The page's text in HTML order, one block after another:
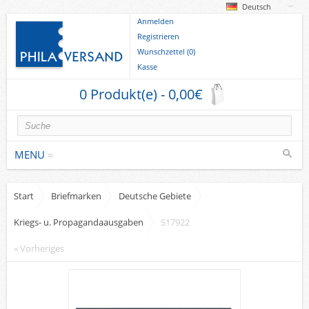
Deutsch
Anmelden
Registrieren
Wunschzettel (0)
Kasse
0 Produkt(e) - 0,00€
MENU
Briefmarken
Deutsche Gebiete
Europa
Start Briefmarken Deutsche Gebiete
Kriegs- u. Propagandaausgaben S17922
« Vorheriges